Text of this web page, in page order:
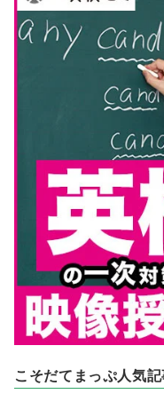
こそだてまっぷ人気